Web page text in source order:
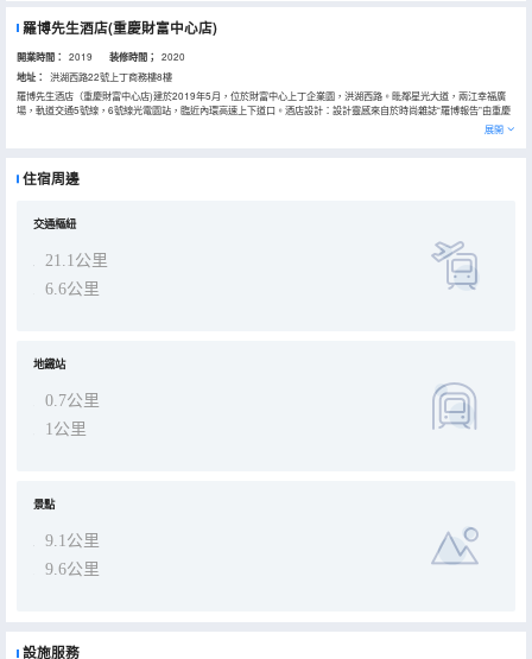
羅博先生酒店(重慶財富中心店)
開業時間： 2019 装修時間； 2020
地址：
洪湖西路22號上丁商務樓8樓
羅博先生酒店（重慶財富中心店)建於2019年5月，位於財富中心上丁企業園，洪湖西路。毗鄰星光大道，兩江幸福廣
場，軌道交通5號線，6號線光電園站，臨近內環高速上下道口。酒店設計：設計靈感來自於時尚雜誌“羅博報告”由重慶
知名室內設計師親自抄刀，打造獨特魅力的設計師酒店。房間超豪華設計，配置優越。高速無線WiFi，大屏幕液晶電
視。設有多種房型，滿足您的不同需求。酒店還有三免個性化服務：免押金，免查房，免延時退房。酒店是集購物娛
鐘。距離沙坪壩磁器口13公里，23分鐘。距離火車西站17公里，34分鐘。
展開
住宿周邊
交通樞紐
21.1公里
6.6公里
地鐵站
0.7公里
1公里
景點
9.1公里
9.6公里
設施服務